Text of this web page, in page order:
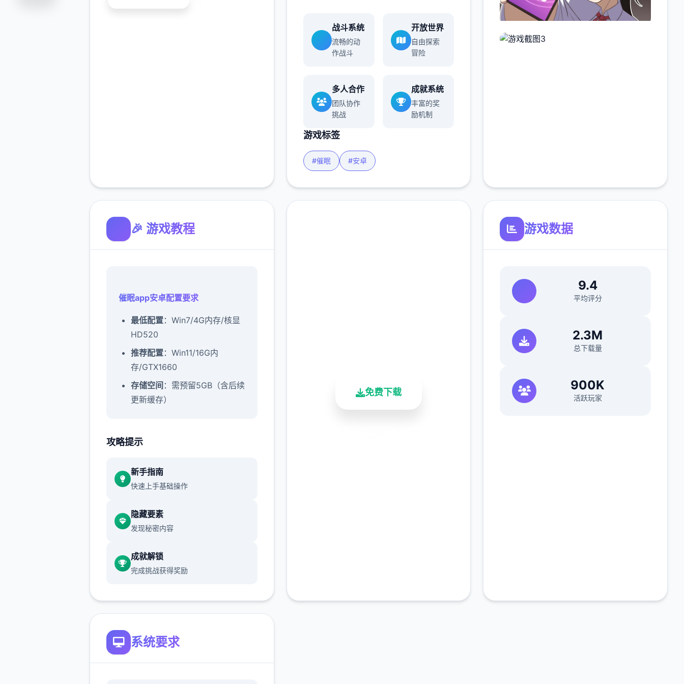
战斗系统
流畅的动
作战斗
开放世界
自由探索
冒险
多人合作
团队协作
挑战
成就系统
丰富的奖
励机制
游戏标签
#催眠 #安卓
🎉 游戏教程
催眠app安卓配置要求
​最低配置​​：Win7/4G内存/核显
HD520
​推荐配置​​：Win11/16G内
存/GTX1660
​存储空间​ ​：需预留5GB（含后续
更新缓存）
催眠app攻略：
新增chuang戏功能
现在可以进行床戏教学了
体育仓库和保健室均可触发chuang
戏，但目前体育仓库尚未实装
但为方便进度报告版体验，现调整
为角色等级≥10时开放
新增毛剃除功能
该功能其实早已开发完成，但因未
攻略提示
新手指南
快速上手基础操作
隐藏要素
发现秘密内容
成就解锁
完成挑战获得奖励
免费下载
游戏数据
9.4
平均评分
2.3M
总下载量
900K
活跃玩家
系统要求